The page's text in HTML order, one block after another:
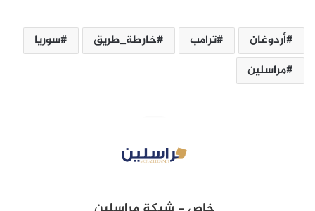
أردوغان ترامب خارطة_طريق
سوريا
مراسلين